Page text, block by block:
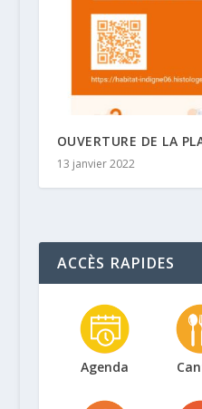
OUVERTURE DE LA
13 janvier 2022
ACCÈS RAPIDES
Agenda